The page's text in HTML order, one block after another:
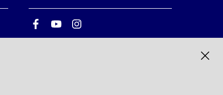
FacebookYoutube